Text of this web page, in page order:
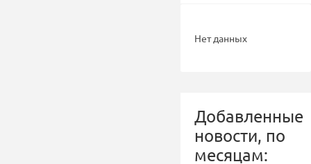
Нет данных
Добавленные
новости, по
месяцам: